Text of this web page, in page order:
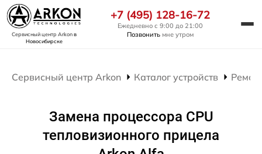
Сервисный центр Arkonв
Новосибирске
+7 (495) 128-16-72
Ежедневно с 9:00 до 21:00
Позвонить мне утром
Сервисный центр Arkon Каталог устройств
Замена процессора CPU
тепловизионного прицела